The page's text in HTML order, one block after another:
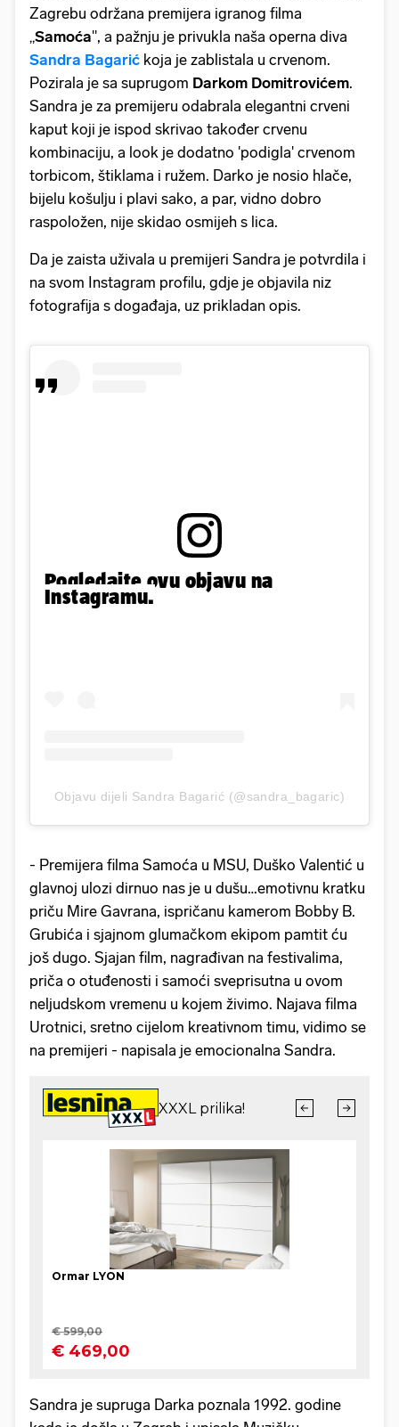
Zagrebu održana premijera igranog filma
„Samoća", a pažnju je privukla naša operna diva
Sandra Bagarić koja je zablistala u crvenom.
Pozirala je sa suprugom Darkom Domitrovićem.
Sandra je za premijeru odabrala elegantni crveni
kaput koji je ispod skrivao također crvenu
kombinaciju, a look je dodatno 'podigla' crvenom
torbicom, štiklama i ružem. Darko je nosio hlače,
bijelu košulju i plavi sako, a par, vidno dobro
raspoložen, nije skidao osmijeh s lica.
Da je zaista uživala u premijeri Sandra je potvrdila i
na svom Instagram profilu, gdje je objavila niz
fotografija s događaja, uz prikladan opis.
Pogledajte ovu objavu na
Instagramu.
Objavu dijeli Sandra Bagarić (@sandra_bagaric)
- Premijera filma Samoća u MSU, Duško Valentić u
glavnoj ulozi dirnuo nas je u dušu…emotivnu kratku
priču Mire Gavrana, ispričanu kamerom Bobby B.
Grubića i sjajnom glumačkom ekipom pamtit ću
još dugo. Sjajan film, nagrađivan na festivalima,
priča o otuđenosti i samoći sveprisutna u ovom
neljudskom vremenu u kojem živimo. Najava filma
Urotnici, sretno cijelom kreativnom timu, vidimo se
na premijeri - napisala je emocionalna Sandra.
Sandra je supruga Darka poznala 1992. godine